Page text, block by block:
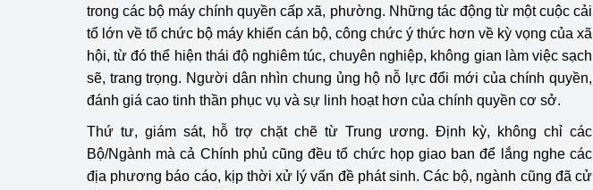
trong các bộ máy chính quyền cấp xã, phường. Những tác động từ một cuộc cải
tổ lớn về tổ chức bộ máy khiến cán bộ, công chức ý thức hơn về kỳ vọng của xã
hội, từ đó thể hiện thái độ nghiêm túc, chuyên nghiệp, không gian làm việc sạch
sẽ, trang trọng. Người dân nhìn chung ủng hộ nỗ lực đổi mới của chính quyền,
đánh giá cao tinh thần phục vụ và sự linh hoạt hơn của chính quyền cơ sở.
Thứ tư, giám sát, hỗ trợ chặt chẽ từ Trung ương. Định kỳ, không chỉ các
Bộ/Ngành mà cả Chính phủ cũng đều tổ chức họp giao ban để lắng nghe các
địa phương báo cáo, kịp thời xử lý vấn đề phát sinh. Các bộ, ngành cũng đã cử